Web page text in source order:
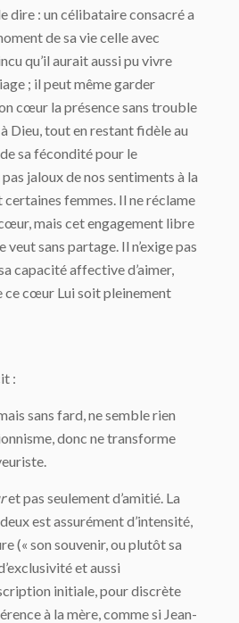
dire : un célibataire consacré a
de sa vie celle avec
qu’il aurait aussi pu vivre
; il peut même garder
cœur la présence sans trouble
Dieu, tout en restant fidèle au
sa fécondité pour le
pas jaloux de nos sentiments à la
femmes. Il ne réclame
mais cet engagement libre
sans partage. Il n’exige pas
capacité affective d’aimer,
ce cœur Lui soit pleinement
:
sans fard, ne semble rien
donc ne transforme
et pas seulement d’amitié. La
est assurément d’intensité,
(« son souvenir, ou plutôt sa
et aussi
initiale, pour discrète
à la mère, comme si Jean-